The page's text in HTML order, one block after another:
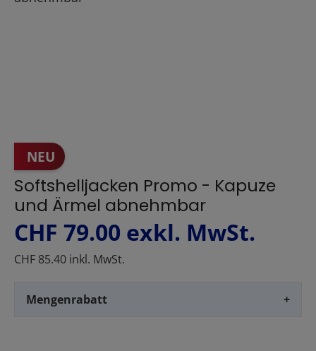
NEU
Softshelljacken Promo - Kapuze
und Ärmel abnehmbar
CHF 79.00 exkl. MwSt.
CHF 85.40 inkl. MwSt.
Mengenrabatt +